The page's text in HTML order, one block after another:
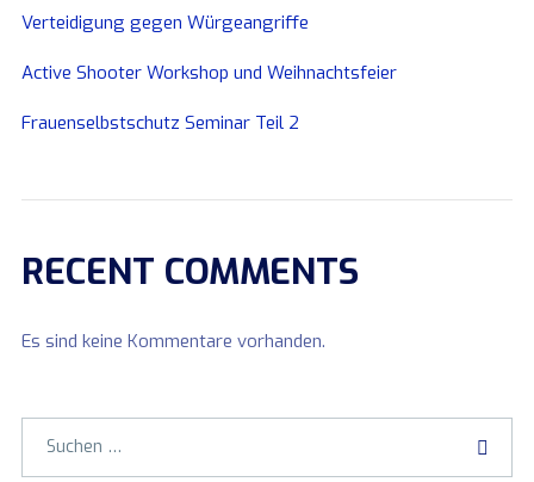
Verteidigung gegen Würgeangriffe
Active Shooter Workshop und Weihnachtsfeier
Frauenselbstschutz Seminar Teil 2
RECENT COMMENTS
Es sind keine Kommentare vorhanden.